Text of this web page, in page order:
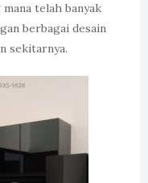
telah banyak
berbagai desain
sekitarnya.